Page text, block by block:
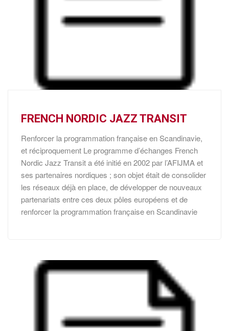
FRENCH NORDIC JAZZ TRANSIT
Renforcer la programmation française en Scandinavie,
et réciproquement Le programme d’échanges French
Nordic Jazz Transit a été initié en 2002 par l’AFIJMA et
ses partenaires nordiques ; son objet était de consolider
les réseaux déjà en place, de développer de nouveaux
partenariats entre ces deux pôles européens et de
renforcer la programmation française en Scandinavie